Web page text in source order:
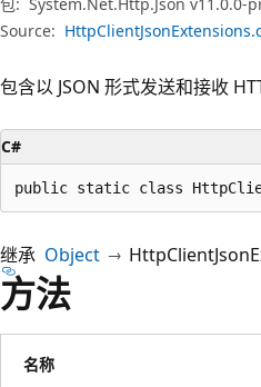
Source:
包含以 JSON 形式发送和接收
C#
public static class
继承 Object
方法
名称